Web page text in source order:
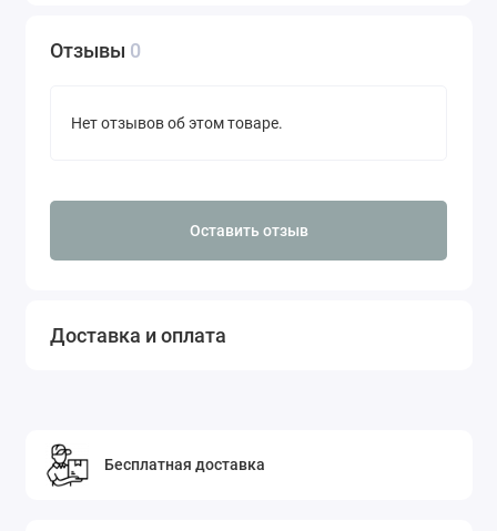
Отзывы 0
Нет отзывов об этом товаре.
Оставить отзыв
Доставка и оплата
Бесплатная доставка